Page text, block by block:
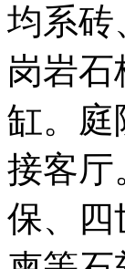
均系砖
岗岩
缸。庭
接客厅
保、四